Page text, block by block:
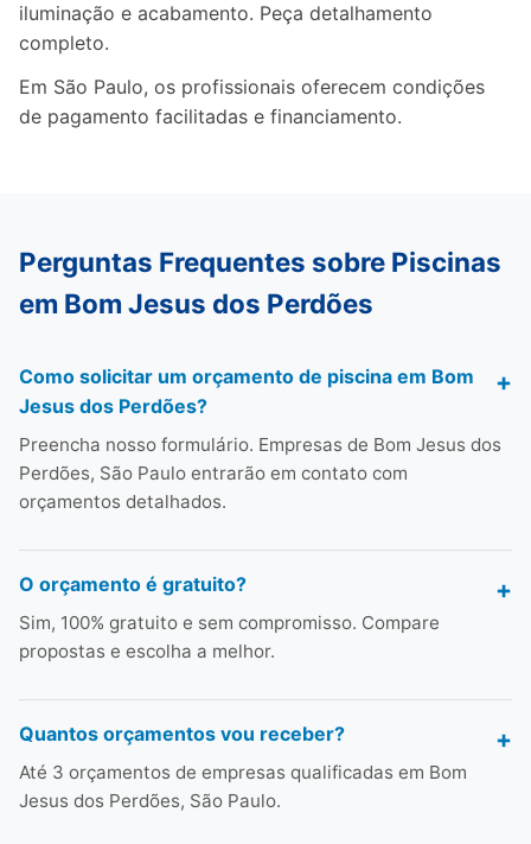
iluminação e acabamento. Peça detalhamento
completo.
Em São Paulo, os profissionais oferecem condições
de pagamento facilitadas e financiamento.
Perguntas Frequentes sobre Piscinas
em Bom Jesus dos Perdões
Como solicitar um orçamento de piscina em Bom
Jesus dos Perdões?
Preencha nosso formulário. Empresas de Bom Jesus dos
Perdões, São Paulo entrarão em contato com
orçamentos detalhados.
O orçamento é gratuito?
Sim, 100% gratuito e sem compromisso. Compare
propostas e escolha a melhor.
Quantos orçamentos vou receber?
Até 3 orçamentos de empresas qualificadas em Bom
Jesus dos Perdões, São Paulo.